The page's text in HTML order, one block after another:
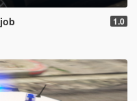
1.0